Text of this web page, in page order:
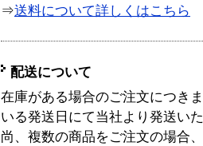
⇒送料について詳しくはこちら
配送について
在庫がある場合のご注文につき
いる発送日にて当社より発送い
尚、複数の商品をご注文の場合